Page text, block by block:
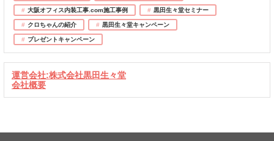
大阪オフィス内装工事.com施工事例 黒田生々堂セミナー
クロちゃんの紹介 黒田生々堂キャンペーン
プレゼントキャンペーン
運営会社:株式会社黒田生々堂
会社概要